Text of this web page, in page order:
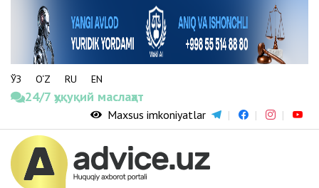
ЎЗ O‘Z RU EN
24/7 ҳуқуқий маслаҳат
Maxsus imkoniyatlar